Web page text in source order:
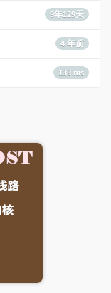
9年129天
4 年前
133 ms